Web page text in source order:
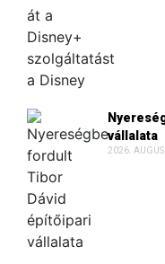
vállalata
2026.